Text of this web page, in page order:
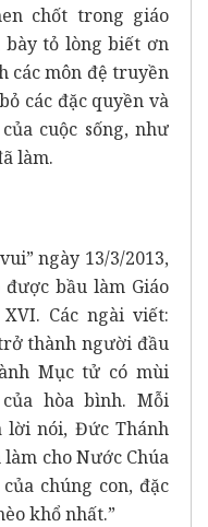
chốt trong giáo
bày tỏ lòng biết ơn
các môn đệ truyền
các đặc quyền và
cuộc sống, như
làm.
ngày 13/3/2013,
bầu làm Giáo
Các ngài viết:
thành người đầu
Mục tử có mùi
hòa bình. Mỗi
lời nói, Đức Thánh
cho Nước Chúa
chúng con, đặc
khổ nhất.”